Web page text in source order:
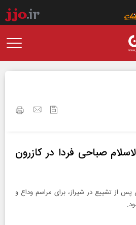
صباحی فردا در کازرون
پس از تشییع در شیراز، برای مراسم وداع و